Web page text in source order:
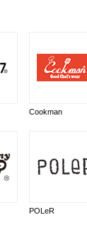
Cookman
POLeR